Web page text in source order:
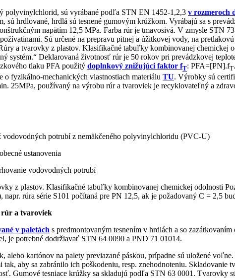
polyvinylchlorid, sú vyrábané podľa STN EN 1452-1,2,3 v rozmeroch
sú hrdlované, hrdlá sú tesnené gumovým krúžkom. Vyrábajú sa s
napätím 12,5 MPa. Farba rúr je tmavosivá. V zmysle STN
Sú určené na prepravu pitnej a úžitkovej vody, na
a tvarovky z plastov. Klasifikačné tabuľky kombinovanej chemickej
systém.“ Deklarovaná životnosť rúr je 50 rokov pri prevádzkovej
tlaku PFA použitý doplnkový znižujúci faktor fT: PFA=[PN].fT
o fyzikálno-mechanických vlastnostiach materiálu TU. Výrobky sú
25MPa, používaný na výrobu rúr a tvaroviek je recyklovateľný a
vodovodných potrubí z nemäkčeného polyvinylchloridu (PVC-U)
ustanovenia
vodovodných potrubí
z plastov. Klasifikačné tabuľky kombinovanej chemickej odolnosti
rúra série S101 počítaná pre PN 12,5, ak je požadovaný C = 2,5
rúr a tvaroviek
v paletách s predmontovaným tesnením v hrdlách a so
je potrebné dodržiavať STN 64 0090 a PND 71 01014.
alebo kartónov na palety previazané páskou, prípadne sú uložené
aby sa zabránilo ich poškodeniu, resp. znehodnoteniu.
Gumové tesniace krúžky sa skladujú podľa STN 63 0001. Tvarovky